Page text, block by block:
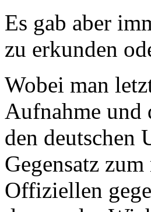
Es gab aber
zu erkunden
Wobei man
Aufnahme und
den deutschen
Gegensatz
Offiziellen